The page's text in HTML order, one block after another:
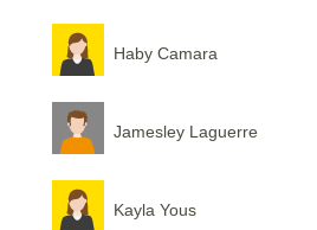
Haby Camara
Jamesley Laguerre
Kayla Yous